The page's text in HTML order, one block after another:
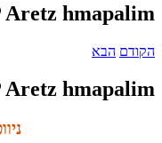
Aretz hmapalim
הקודם הבא
Aretz hmapalim